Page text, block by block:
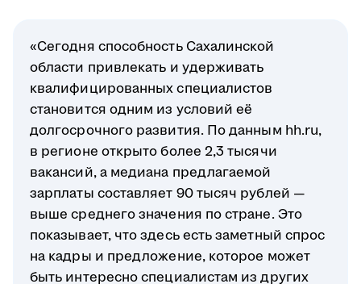
«Сегодня способность Сахалинской
области привлекать и удерживать
квалифицированных специалистов
становится одним из условий её
долгосрочного развития. По данным hh.ru,
в регионе открыто более 2,3 тысячи
вакансий, а медиана предлагаемой
зарплаты составляет 90 тысяч рублей —
выше среднего значения по стране. Это
показывает, что здесь есть заметный спрос
на кадры и предложение, которое может
быть интересно специалистам из других